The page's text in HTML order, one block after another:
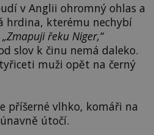
v Anglii ohromný ohlas a
hrdina, kterému nechybí
„Zmapuji řeku Niger,“
slov k činu nemá daleko.
muži opět na černý
příšerné vlhko, komáři na
útočí.